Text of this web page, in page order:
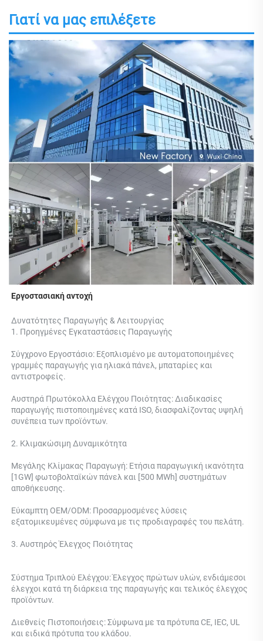
Γιατί να μας επιλέξετε
Εργοστασιακή αντοχή
Δυνατότητες Παραγωγής & Λειτουργίας
1. Προηγμένες Εγκαταστάσεις Παραγωγής
Σύγχρονο Εργοστάσιο: Εξοπλισμένο με αυτοματοποιημένες
γραμμές παραγωγής για ηλιακά πάνελ, μπαταρίες και
αντιστροφείς.
Αυστηρά Πρωτόκολλα Ελέγχου Ποιότητας: Διαδικασίες
παραγωγής πιστοποιημένες κατά ISO, διασφαλίζοντας υψηλή
συνέπεια των προϊόντων.
2. Κλιμακώσιμη Δυναμικότητα
Μεγάλης Κλίμακας Παραγωγή: Ετήσια παραγωγική ικανότητα
[1GW] φωτοβολταϊκών πάνελ και [500 MWh] συστημάτων
αποθήκευσης.
Εύκαμπτη OEM/ODM: Προσαρμοσμένες λύσεις
εξατομικευμένες σύμφωνα με τις προδιαγραφές του πελάτη.
3. Αυστηρός Έλεγχος Ποιότητας
Σύστημα Τριπλού Ελέγχου: Έλεγχος πρώτων υλών, ενδιάμεσοι
έλεγχοι κατά τη διάρκεια της παραγωγής και τελικός έλεγχος
προϊόντων.
Διεθνείς Πιστοποιήσεις: Σύμφωνα με τα πρότυπα CE, IEC, UL
και ειδικά πρότυπα του κλάδου.